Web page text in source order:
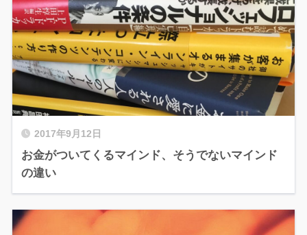
2017年9月12日
お金がついてくるマインド、そうでないマインド
の違い